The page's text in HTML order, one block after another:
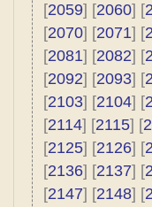
[2059] [2060] [
[2070] [2071] [
[2081] [2082] [
[2092] [2093] [
[2103] [2104] [
[2114] [2115] [
[2125] [2126] [
[2136] [2137] [
[2147] [2148] [